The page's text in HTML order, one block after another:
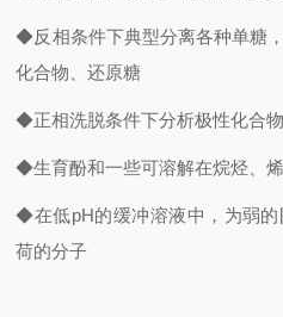
◆反相条件下典型分离各种单糖
化合物、还原糖
◆正相洗脱条件下分析极性化合物
◆生育酚和一些可溶解在烷烃、
◆在低pH的缓冲溶液中，为弱
荷的分子